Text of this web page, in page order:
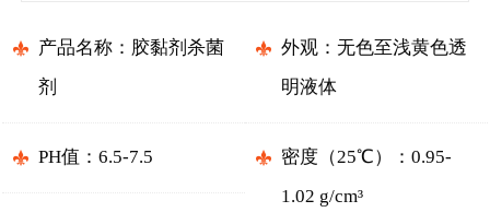
产品名称：胶黏剂杀菌
剂
外观：无色至浅黄色透
明液体
PH值：6.5-7.5
密度（25℃）：0.95-
1.02 g/cm³